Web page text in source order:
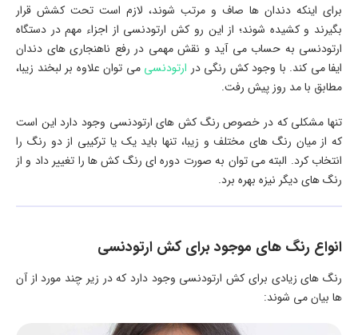
برای اینکه دندان ها صاف و مرتب شوند، لازم است تحت کشش قرار
بگیرند و کشیده شوند؛ از این رو کش ارتودنسی از اجزاء مهم در دستگاه
ارتودنسی به حساب می آید و نقش مهمی در رفع ناهنجاری های دندان
ایفا می کند. با وجود کش رنگی در ارتودنسی می توان علاوه بر لبخند زیبا،
مطابق با مد روز پیش رفت.
تنها مشکلی که در خصوص رنگ کش های ارتودنسی وجود دارد این است
که از میان رنگ های مختلف و زیبا، تنها باید یک یا ترکیبی از دو رنگ را
انتخاب کرد. البته می توان به صورت دوره ای رنگ کش ها را تغییر داد و از
رنگ های دیگر نیزه بهره برد.
انواع رنگ های موجود برای کش ارتودنسی
رنگ های زیادی برای کش ارتودنسی وجود دارد که در زیر چند مورد از آن
ها بیان می شوند: